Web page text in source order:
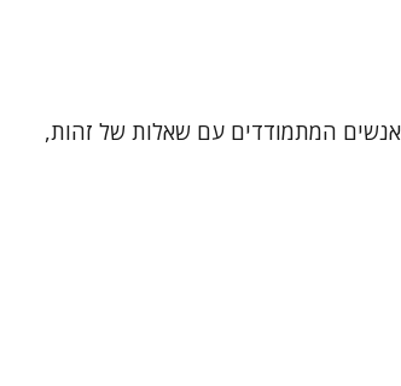
אנשים המתמודדים עם שאלות של זהות,